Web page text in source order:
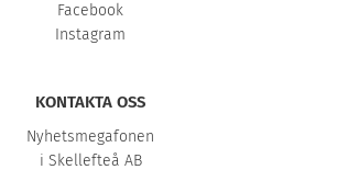
Facebook
Instagram
KONTAKTA OSS
Nyhetsmegafonen
i Skellefteå AB